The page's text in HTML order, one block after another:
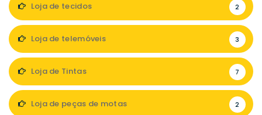
Loja de tecidos 2
Loja de telemóveis 3
Loja de Tintas 7
Loja de peças de motas 2